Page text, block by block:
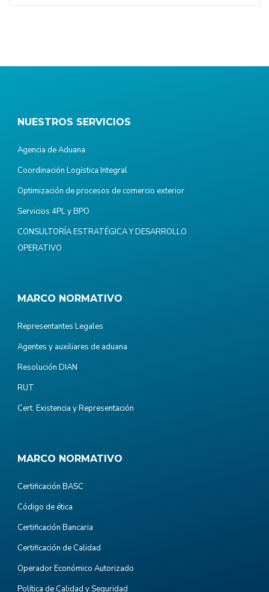
NUESTROS SERVICIOS
Agencia de Aduana
Coordinación Logística Integral
Optimización de procesos de comercio exterior
Servicios 4PL y BPO
CONSULTORÍA ESTRATÉGICA Y DESARROLLO
OPERATIVO
MARCO NORMATIVO
Representantes Legales
Agentes y auxiliares de aduana
Resolución DIAN
RUT
Cert. Existencia y Representación
MARCO NORMATIVO
Certificación BASC
Código de ética
Certificación Bancaria
Certificación de Calidad
Operador Económico Autorizado
Política de Calidad y Seguridad